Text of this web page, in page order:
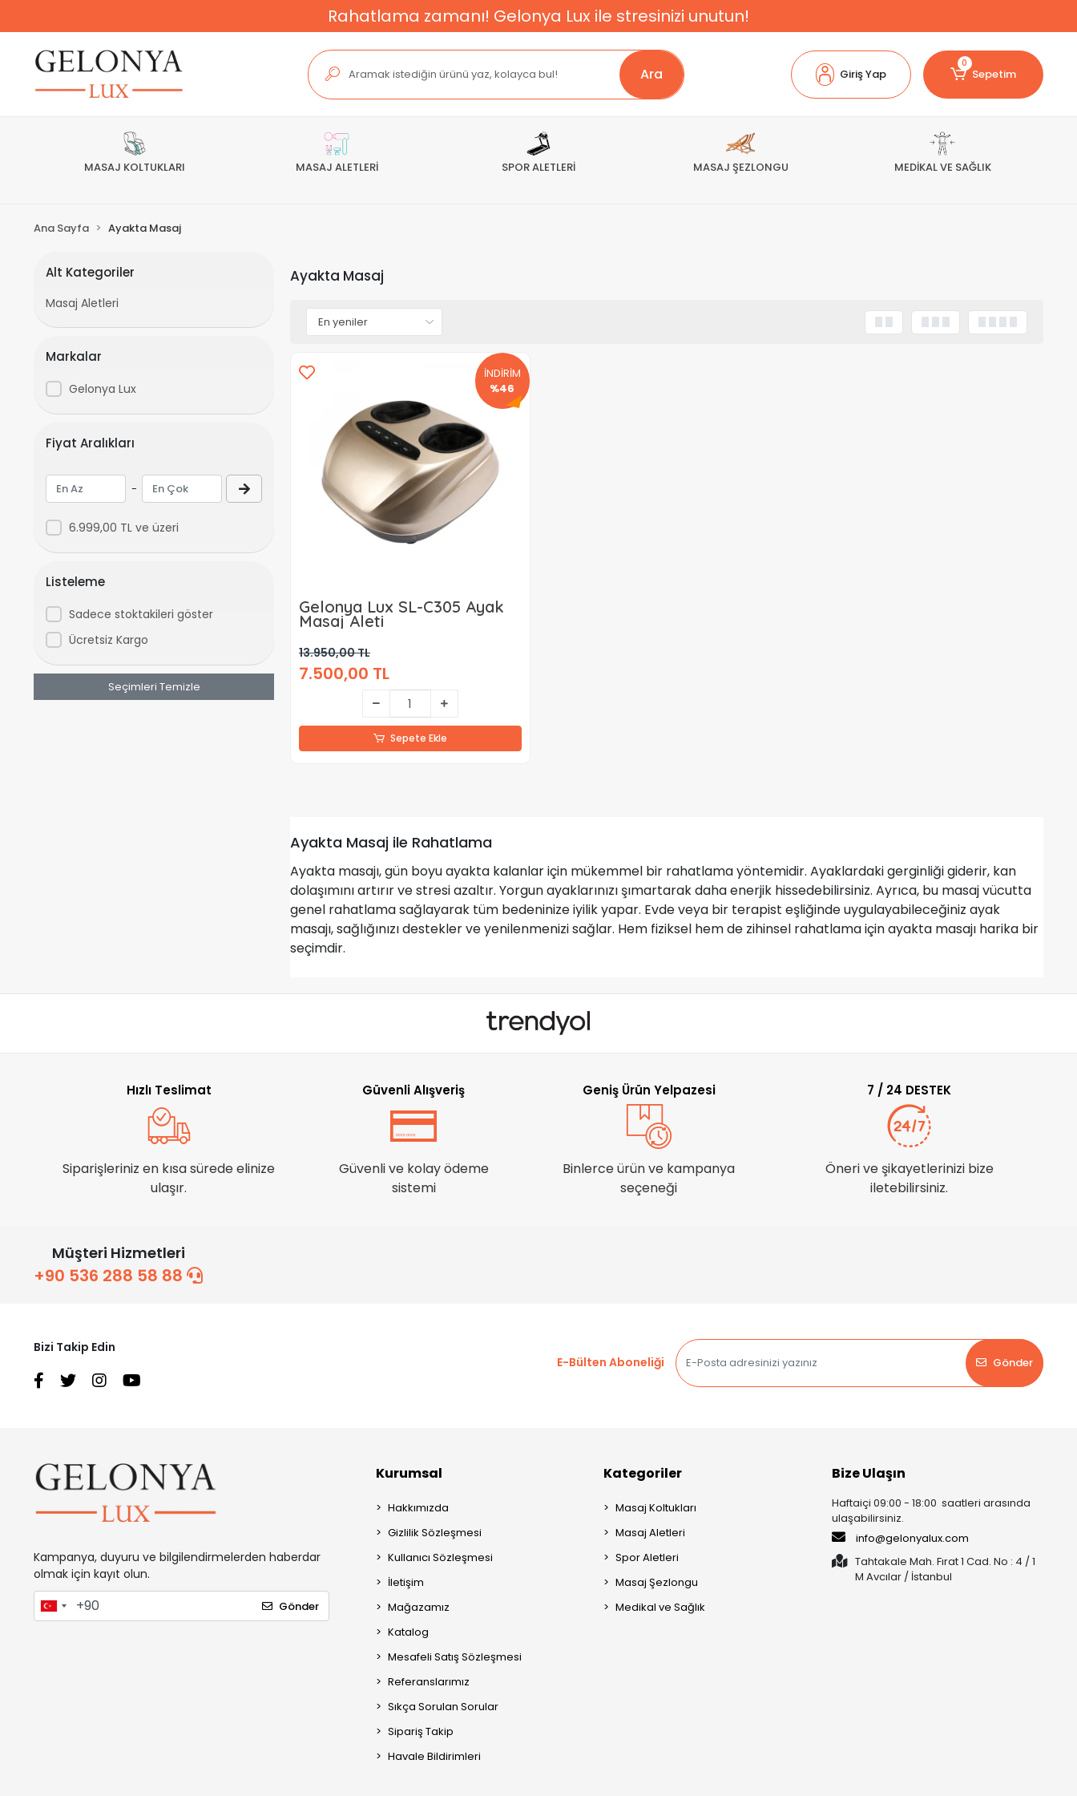
Rahatlama zamanı! Gelonya Lux ile stresinizi unutun!
Ara Giriş Yap
0
Sepetim
MASAJ KOLTUKLARI MASAJ ALETLERİ SPOR ALETLERİ MASAJ ŞEZLONGU MEDİKAL VE SAĞLIK
Ana Sayfa Ayakta Masaj
Alt Kategoriler
Masaj Aletleri
Markalar
Gelonya Lux
Fiyat Aralıkları
-
6.999,00 TL ve üzeri
Listeleme
Sadece stoktakileri göster
Ücretsiz Kargo
Seçimleri Temizle
Ayakta Masaj
İNDİRİM
%46
Gelonya Lux SL-C305 Ayak
Masaj Aleti
13.950,00 TL
7.500,00 TL
Sepete Ekle
Ayakta Masaj ile Rahatlama
Ayakta masajı, gün boyu ayakta kalanlar için mükemmel bir rahatlama yöntemidir. Ayaklardaki gerginliği giderir, kan
dolaşımını artırır ve stresi azaltır. Yorgun ayaklarınızı şımartarak daha enerjik hissedebilirsiniz. Ayrıca, bu masaj vücutta
genel rahatlama sağlayarak tüm bedeninize iyilik yapar. Evde veya bir terapist eşliğinde uygulayabileceğiniz ayak
masajı, sağlığınızı destekler ve yenilenmenizi sağlar. Hem fiziksel hem de zihinsel rahatlama için ayakta masajı harika bir
seçimdir.
Hızlı Teslimat
Siparişleriniz en kısa sürede elinize
ulaşır.
Güvenli Alışveriş
Güvenli ve kolay ödeme
sistemi
Geniş Ürün Yelpazesi
Binlerce ürün ve kampanya
seçeneği
7 / 24 DESTEK
Öneri ve şikayetlerinizi bize
iletebilirsiniz.
Müşteri Hizmetleri
+90 536 288 58 88
Bizi Takip Edin
E-Bülten Aboneliği
Gönder
Kampanya, duyuru ve bilgilendirmelerden haberdar
olmak için kayıt olun.
Gönder
Kurumsal
Hakkımızda
Gizlilik Sözleşmesi
Kullanıcı Sözleşmesi
İletişim
Mağazamız
Katalog
Mesafeli Satış Sözleşmesi
Referanslarımız
Sıkça Sorulan Sorular
Sipariş Takip
Havale Bildirimleri
Kategoriler
Masaj Koltukları
Masaj Aletleri
Spor Aletleri
Masaj Şezlongu
Medikal ve Sağlık
Bize Ulaşın
Haftaiçi 09:00 - 18:00 saatleri arasında
ulaşabilirsiniz.
info@gelonyalux.com
Tahtakale Mah. Fırat 1 Cad. No : 4 / 1
M Avcılar / İstanbul